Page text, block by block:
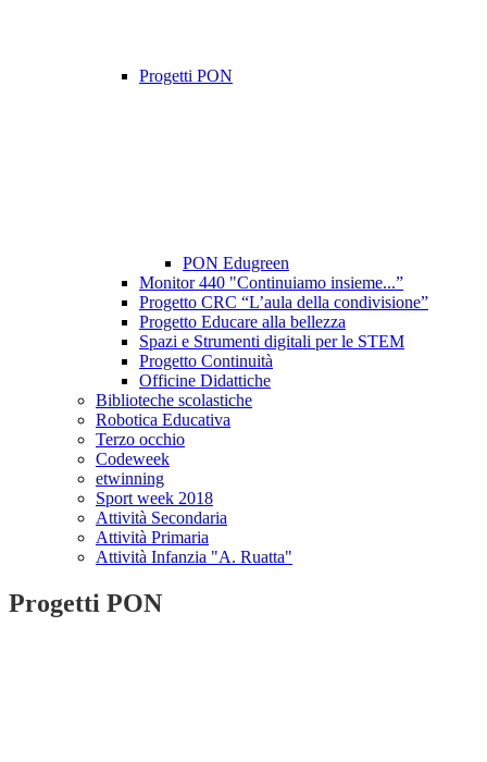
Progetti PON
PON Edugreen
Monitor 440 "Continuiamo insieme...”
Progetto CRC “L’aula della condivisione”
Progetto Educare alla bellezza
Spazi e Strumenti digitali per le STEM
Progetto Continuità
Officine Didattiche
Biblioteche scolastiche
Robotica Educativa
Terzo occhio
Codeweek
etwinning
Sport week 2018
Attività Secondaria
Attività Primaria
Attività Infanzia "A. Ruatta"
Progetti PON